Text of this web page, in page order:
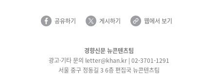
공유하기 게시하기 웹에서 보기
경향신문 뉴콘텐츠팀
광고·기타문의 letter@khan.kr | 02-3701-1291
서울 중구 정동길 3 6층 편집국 뉴콘텐츠팀